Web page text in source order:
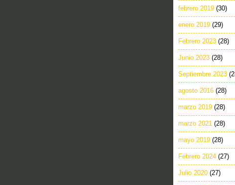
febrero 2019 (30)
enero 2019 (29)
Febrero 2023 (28)
Junio 2023 (28)
Septiembre 2023
agosto 2016 (28)
marzo 2019 (28)
marzo 2021 (28)
mayo 2019 (28)
Febrero 2024 (27)
Julio 2020 (27)